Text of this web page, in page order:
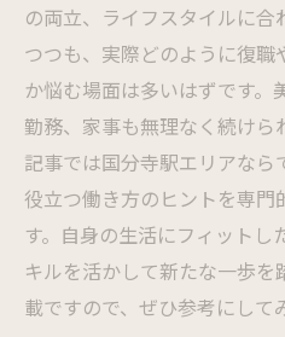
の両立、ライフスタイルに
つつも、実際どのように復
か悩む場面は多いはずです
勤務、家事も無理なく続け
記事では国分寺駅エリアな
役立つ働き方のヒントを専門
す。自身の生活にフィットし
キルを活かして新たな一歩
載ですので、ぜひ参考にして